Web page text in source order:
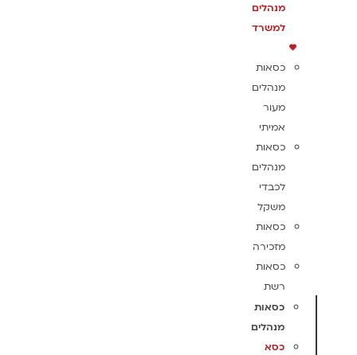
מנהלים
למשרד
כסאות
מנהלים
מעור
אמיתי
כסאות
מנהלים
לכבדי
משקל
כסאות
מזכירה
כסאות
רשת
כסאות
מנהלים
כסא